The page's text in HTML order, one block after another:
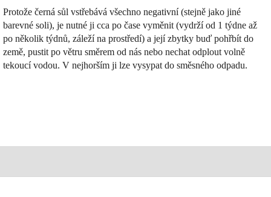
Protože černá sůl vstřebává všechno negativní (stejně jako jiné
barevné soli), je nutné ji cca po čase vyměnit (vydrží od 1 týdne až
po několik týdnů, záleží na prostředí) a její zbytky buď pohřbít do
země, pustit po větru směrem od nás nebo nechat odplout volně
tekoucí vodou. V nejhorším ji lze vysypat do směsného odpadu.
Z